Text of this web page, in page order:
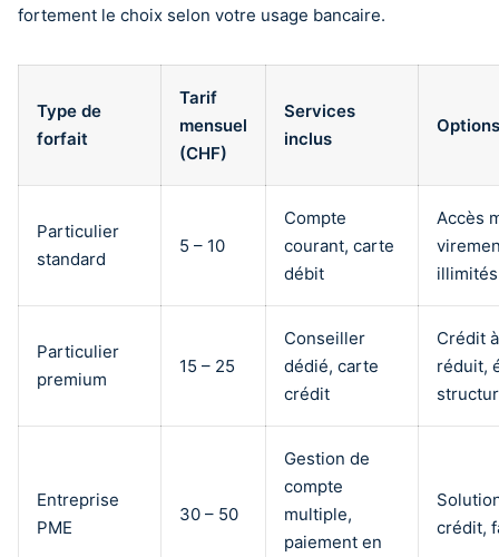
fortement le choix selon votre usage bancaire.
Type de
forfait
Tarif
mensuel
(CHF)
Services
inclus
Options
Particulier
standard
5 – 10
Compte
courant, carte
débit
Accès
illimités
Particulier
premium
15 – 25
Conseiller
dédié, carte
crédit
Crédit
réduit,
Entreprise
PME
30 – 50
Gestion de
compte
multiple,
paiement en
crédit,